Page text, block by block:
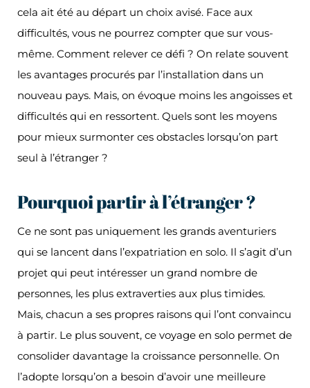
cela ait été au départ un choix avisé. Face aux
difficultés, vous ne pourrez compter que sur vous-
même. Comment relever ce défi ? On relate souvent
les avantages procurés par l’installation dans un
nouveau pays. Mais, on évoque moins les angoisses et
difficultés qui en ressortent. Quels sont les moyens
pour mieux surmonter ces obstacles lorsqu’on part
seul à l’étranger ?
Pourquoi partir à l’étranger ?
Ce ne sont pas uniquement les grands aventuriers
qui se lancent dans l’expatriation en solo. Il s’agit d’un
projet qui peut intéresser un grand nombre de
personnes, les plus extraverties aux plus timides.
Mais, chacun a ses propres raisons qui l’ont convaincu
à partir. Le plus souvent, ce voyage en solo permet de
consolider davantage la croissance personnelle. On
l’adopte lorsqu’on a besoin d’avoir une meilleure